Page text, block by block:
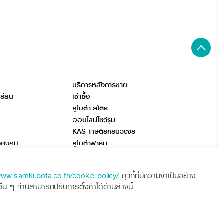
cookie-policy/คุกกี้ที่มีความจำเป็นอย่าง
ๆ ท่านสามารถปรับการตั้งค่าได้ด้านล่างนี้
ยน
งคม
บริการหลังการขาย
เช่าซื้อ
คูโบต้า สโตร์
ออนไลน์โชว์รูม
KAS เกษตรครบวงจร
คูโบต้าฟาร์ม